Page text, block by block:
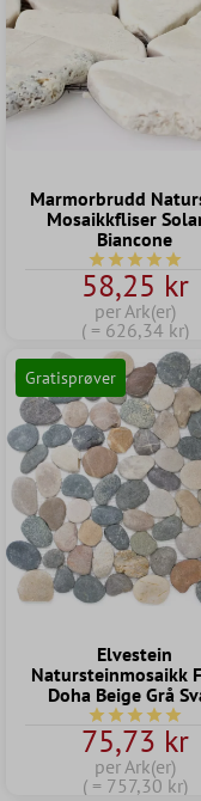
Marmorbrudd
Mosaikkfliser
Biancone
58,25 kr
per Ark(er)
( = 626,34 kr)
Gratisprøver
Elvestein
Natursteinmosaikk
Doha Beige Grå
75,73 kr
per Ark(er)
( = 757,30 kr)